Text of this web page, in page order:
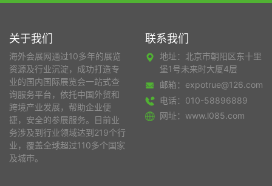
关于我们
海外会展网通过10多年的展览
资源及行业沉淀，成功打造专
业的国内国际展览会一站式查
询服务平台，依托中国外贸和
跨境产业发展，帮助企业便
捷，安全的参展服务。目前业
务涉及到行业领域达到219个行
业，覆盖全球超过110多个国家
及城市。
联系我们
地址：北京市朝阳区东十里
堡1号未来时大厦4层
邮箱：expotrue@126.com
电话：010-58896889
网址：www.l085.com